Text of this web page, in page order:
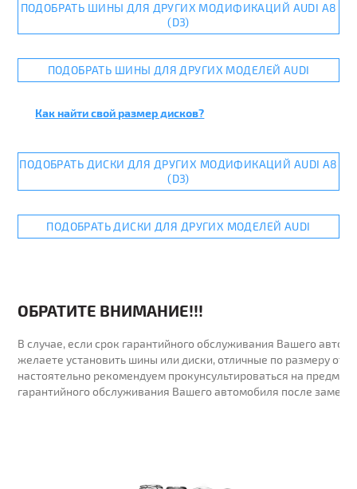
ПОДОБРАТЬ ШИНЫ ДЛЯ ДРУГИХ МОДИФИКАЦИЙ AUDI A8
(D3)
ПОДОБРАТЬ ШИНЫ ДЛЯ ДРУГИХ МОДЕЛЕЙ AUDI
Как найти свой размер дисков?
ПОДОБРАТЬ ДИСКИ ДЛЯ ДРУГИХ МОДИФИКАЦИЙ AUDI A8
(D3)
ПОДОБРАТЬ ДИСКИ ДЛЯ ДРУГИХ МОДЕЛЕЙ AUDI
ОБРАТИТЕ ВНИМАНИЕ!!!
В случае, если срок гарантийного обслуживания Вашего
желаете установить шины или диски, отличные по размеру от
настоятельно рекомендуем прокунсультироваться на предмет
гарантийного обслуживания Вашего автомобиля после